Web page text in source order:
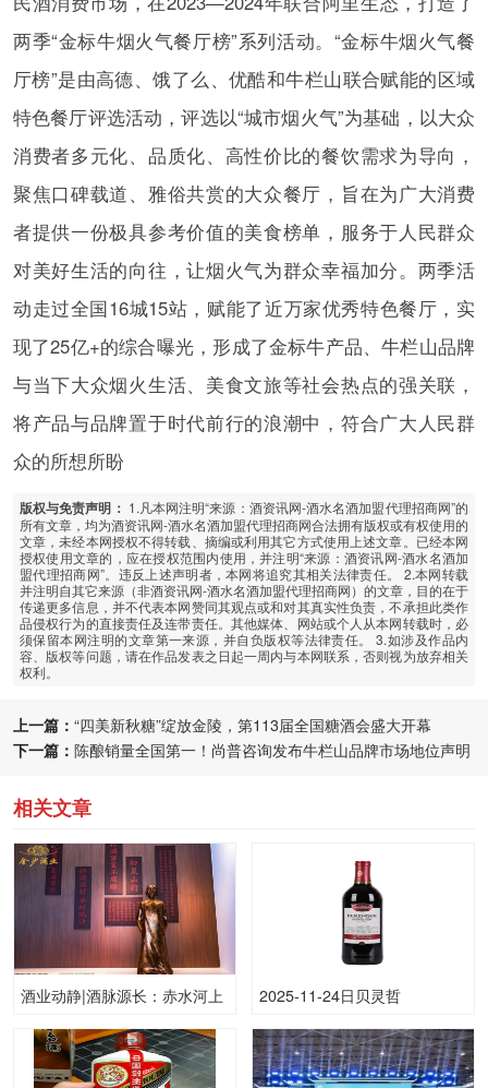
两季“金标牛烟火气餐厅榜”系列活动。“金标牛烟火气餐
厅榜”是由高德、饿了么、优酷和牛栏山联合赋能的区域
特色餐厅评选活动，评选以“城市烟火气”为基础，以大众
消费者多元化、品质化、高性价比的餐饮需求为导向，
聚焦口碑载道、雅俗共赏的大众餐厅，旨在为广大消费
者提供一份极具参考价值的美食榜单，服务于人民群众
对美好生活的向往，让烟火气为群众幸福加分。两季活
动走过全国16城15站，赋能了近万家优秀特色餐厅，实
现了25亿+的综合曝光，形成了金标牛产品、牛栏山品牌
与当下大众烟火生活、美食文旅等社会热点的强关联，
将产品与品牌置于时代前行的浪潮中，符合广大人民群
众的所想所盼
版权与免责声明： 1.凡本网注明“来源：酒资讯网-酒水名酒加盟代理招商网”的
所有文章，均为酒资讯网-酒水名酒加盟代理招商网合法拥有版权或有权使用的
文章，未经本网授权不得转载、摘编或利用其它方式使用上述文章。已经本网
授权使用文章的，应在授权范围内使用，并注明“来源：酒资讯网-酒水名酒加
盟代理招商网”。违反上述声明者，本网将追究其相关法律责任。 2.本网转载
并注明自其它来源（非酒资讯网-酒水名酒加盟代理招商网）的文章，目的在于
传递更多信息，并不代表本网赞同其观点或和对其真实性负责，不承担此类作
品侵权行为的直接责任及连带责任。其他媒体、网站或个人从本网转载时，必
须保留本网注明的文章第一来源，并自负版权等法律责任。 3.如涉及作品内
容、版权等问题，请在作品发表之日起一周内与本网联系，否则视为放弃相关
权利。
上一篇： “四美新秋糖”绽放金陵，第113届全国糖酒会盛大开幕
下一篇： 陈酿销量全国第一！尚普咨询发布牛栏山品牌市场地位声明
相关文章
酒业动静|酒脉源长：赤水河上
2025-11-24日贝灵哲
度酒价格为60一瓶，上涨 60元